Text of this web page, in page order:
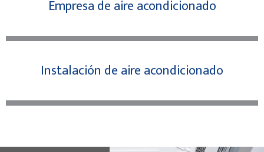
Empresa de aire acondicionado
Instalación de aire acondicionado